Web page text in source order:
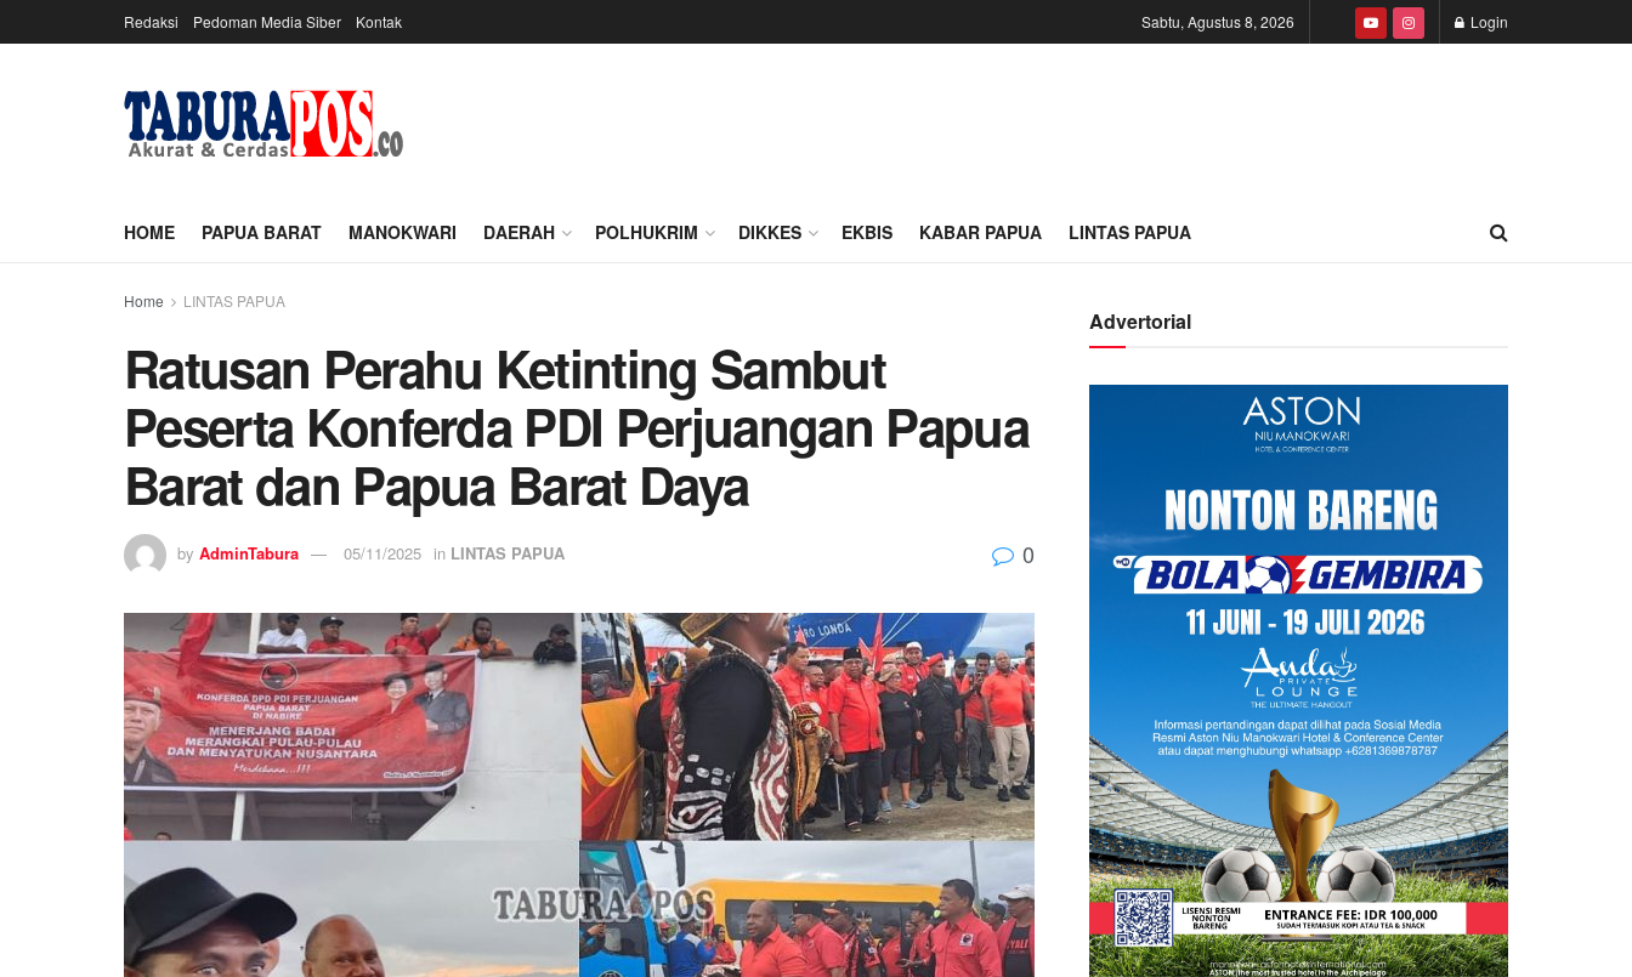
Redaksi Pedoman Media Siber Kontak Sabtu, Agustus 8, 2026 Login
HOME PAPUA BARAT MANOKWARI DAERAH POLHUKRIM DIKKES EKBIS KABAR PAPUA LINTAS PAPUA
Home LINTAS PAPUA
Ratusan Perahu Ketinting Sambut
Peserta Konferda PDI Perjuangan Papua
Barat dan Papua Barat Daya
by AdminTabura 05/11/2025 in LINTAS PAPUA 0
Advertorial